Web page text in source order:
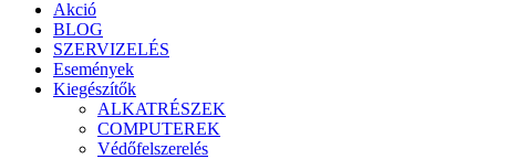
Akció
BLOG
SZERVIZELÉS
Események
Kiegészítők
ALKATRÉSZEK
COMPUTEREK
Védőfelszerelés